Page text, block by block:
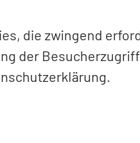
die zwingend
der